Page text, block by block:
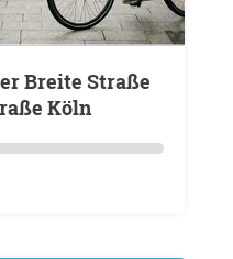
Köln